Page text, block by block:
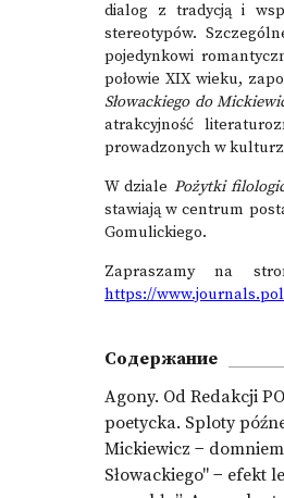
dialog z tradycją i
stereotypów.
pojedynkowi
połowie XIX wieku,
Słowackiego do
atrakcyjność
prowadzonych w
W dziale Pożytki
stawiają w centrum
Gomulickiego.
Zapraszamy na
https://
Содержание
Agony. Od Redakcji
poetycka. Sploty
Mickiewicz −
Słowackiego" − efekt